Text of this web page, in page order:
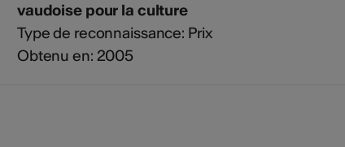
vaudoise pour la culture
Type de reconnaissance: Prix
Obtenu en: 2005